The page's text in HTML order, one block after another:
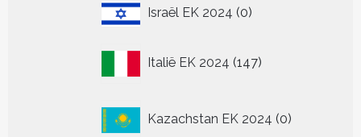
Israël EK 2024 00
Italië EK 2024 147
producten
Kazachstan EK 2024 0
producten